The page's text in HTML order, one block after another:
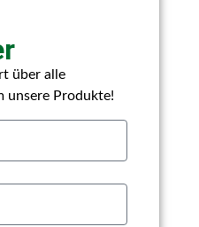
über alle
unsere Produkte!